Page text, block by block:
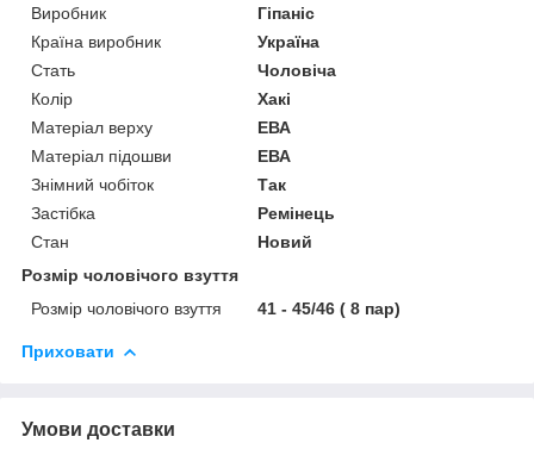
Виробник
Гіпаніс
Країна виробник
Україна
Стать
Чоловіча
Колір
Хакі
Матеріал верху
ЕВА
Матеріал підошви
ЕВА
Знімний чобіток
Так
Застібка
Ремінець
Стан
Новий
Розмір чоловічого взуття
Розмір чоловічого взуття
41 - 45/46 ( 8 пар)
Приховати
Умови доставки